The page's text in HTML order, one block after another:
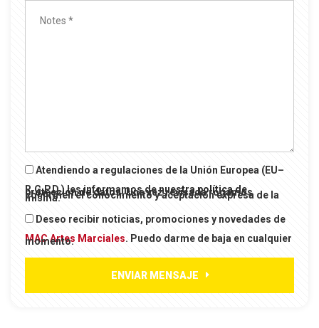
Atendiendo a regulaciones de la Unión Europea (EU–
R.G.P.D.) les informamos denuestra política de
protección de datos. Una vez revisada rogamos
confirmen el conocimiento y aceptación expresa de la
misma.
Deseo recibir noticias, promociones y novedades de
MAC Artes Marciales. Puedo darme de baja en cualquier
momento.
ENVIAR MENSAJE